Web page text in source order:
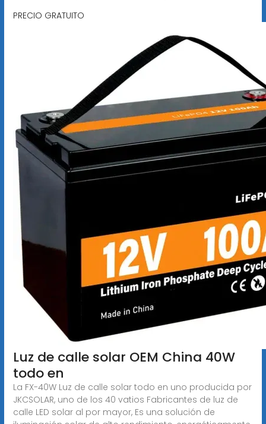
PRECIO GRATUITO
Luz de calle solar OEM China 40W
todo en
La FX-40W Luz de calle solar todo en uno producida por
JKCSOLAR, uno de los 40 vatios Fabricantes de luz de
calle LED solar al por mayor, Es una solución de